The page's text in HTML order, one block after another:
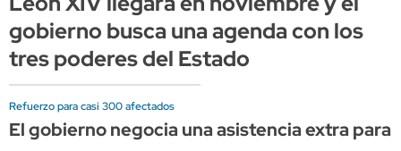
gobierno busca una agenda con los
tres poderes del Estado
Refuerzo para casi 300 afectados
El gobierno negocia una asistencia extra